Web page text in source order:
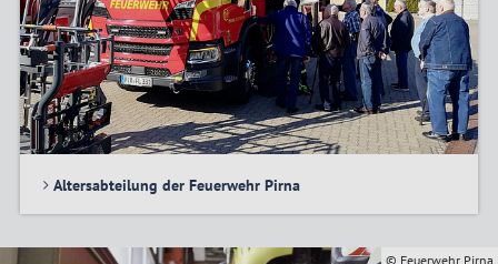
Altersabteilung der Feuerwehr Pirna
© Feuerwehr Pirna